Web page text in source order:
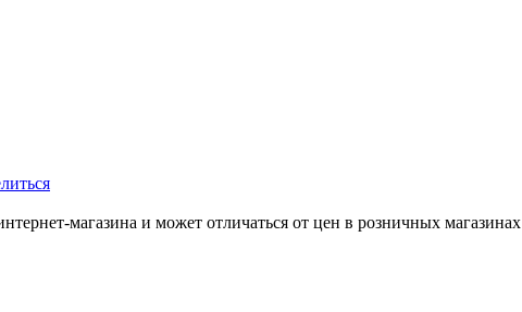
магазина и может отличаться от цен в розничных магазинах